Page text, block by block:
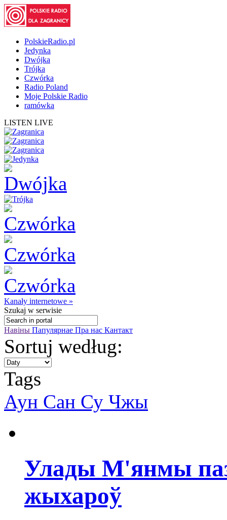
PolskieRadio.pl
Jedynka
Dwójka
Trójka
Czwórka
Radio Poland
Moje Polskie Radio
ramówka
LISTEN LIVE
Kanały internetowe »
Szukaj w serwisie
Навіны Папулярнае Пра нас Кантакт
Sortuj według:
Tags
Аун Сан Су Чжы
Улады М'янмы
жыхароў